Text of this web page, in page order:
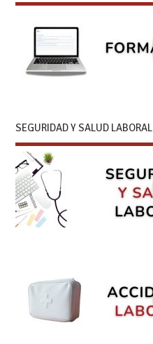
SEGURIDAD Y SALUD LABORAL